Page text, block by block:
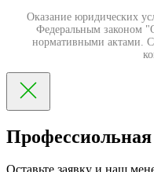
Оказание юридических
Федеральным законом
нормативными актами.